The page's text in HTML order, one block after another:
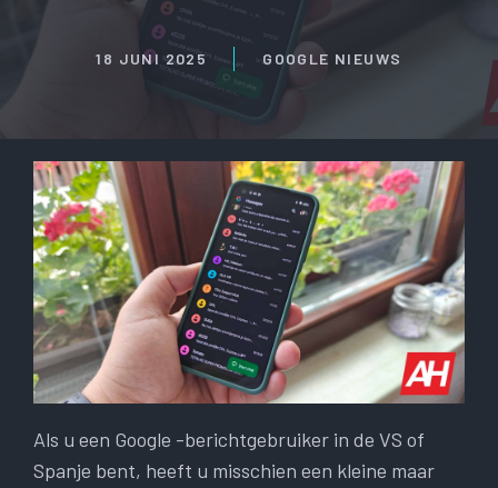
18 JUNI 2025 GOOGLE NIEUWS
Als u een Google -berichtgebruiker in de VS of
Spanje bent, heeft u misschien een kleine maar